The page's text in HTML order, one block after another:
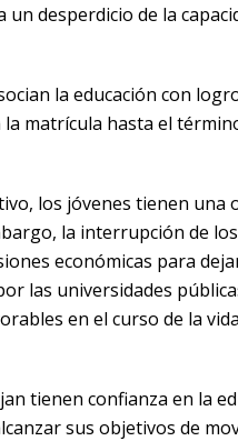
desperdicio de la
la educación con
matrícula hasta el
los jóvenes tienen una
la interrupción de
económicas para
las universidades
en el curso de la
tienen confianza en la
sus objetivos de